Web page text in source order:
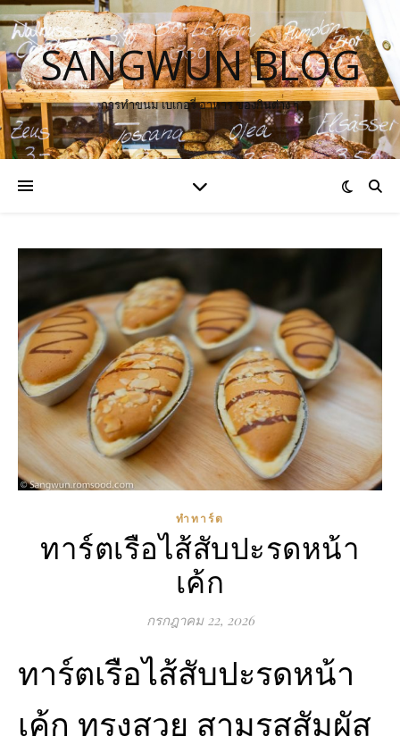
SANGWUN BLOG
การทำขนม เบเกอรี่ อาหาร ของกินต่าง ๆ
ทำทาร์ต
ทาร์ตเรือไส้สับปะรดหน้า
เค้ก
กรกฎาคม 22, 2026
ทาร์ตเรือไส้สับปะรดหน้า
เค้ก ทรงสวย สามรสสัมผัส